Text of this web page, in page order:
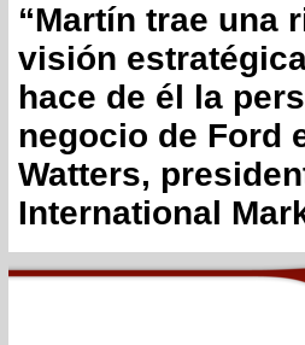
“Martín trae una
visión
hace de él la
negocio de Ford
Watters,
International